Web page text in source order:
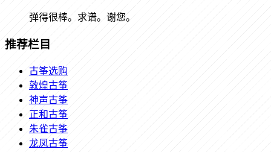
弹得很棒。求谱。谢您。
推荐栏目
古筝选购
敦煌古筝
神声古筝
正和古筝
朱雀古筝
龙凤古筝